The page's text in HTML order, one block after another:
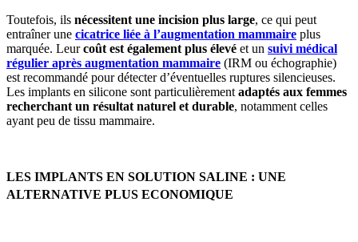
Toutefois, ils nécessitent une incision plus large, ce qui peut
entraîner une cicatrice liée à l’augmentation mammaire plus
marquée. Leurcoût est également plus élevé et un suivi médical
régulier après augmentation mammaire (IRM ou échographie)
est recommandé pour détecter d’éventuelles ruptures silencieuses.
Les implants en silicone sont particulièrement adaptés aux femmes
recherchant un résultat naturel et durable, notamment celles
ayant peu de tissu mammaire.
LES IMPLANTS EN SOLUTION SALINE : UNE
ALTERNATIVE PLUS ECONOMIQUE